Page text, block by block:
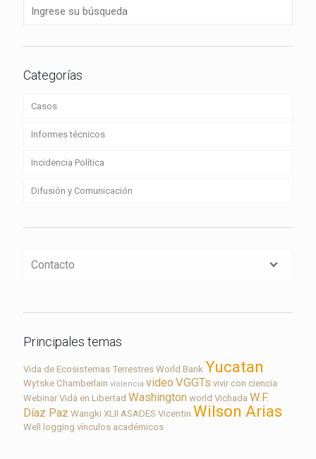
Categorías
Casos
Informes técnicos
Incidencia Política
Difusión y Comunicación
Contacto
Principales temas
Vida de Ecosistemas Terrestres World Bank Yucatan
Wytske Chamberlain violencia video VGGTs vivir con ciencia
Webinar Vida en Libertad Washington world Vichada W.F.
Díaz Paz Wangki XLII ASADES Vicentin Wilson Arias
Well logging vínculos académicos